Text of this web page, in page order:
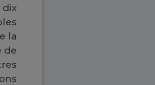
la
de